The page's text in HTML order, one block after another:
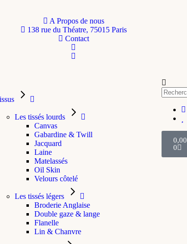
A Propos de nous
138 rue du Théatre, 75015 Paris
Contact
Les tissés lourds
Canvas
Gabardine & Twill
Jacquard
Laine
Matelassés
Oil Skin
Velours côtelé
Les tissés légers
Broderie Anglaise
Double gaze & lange
Flanelle
Lin & Chanvre
0,00
0